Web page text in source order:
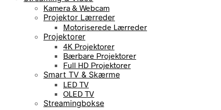
Kamera & Webcam
Projektor Lærreder
Motoriserede Lærreder
Projektorer
4K Projektorer
Bærbare Projektorer
Full HD Projektorer
Smart TV & Skærme
LED TV
OLED TV
Streamingbokse